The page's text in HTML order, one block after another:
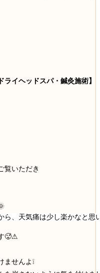
ライヘッドスパ・鍼灸施術】
覧いただき
ら、天気痛は少し楽かなと思
🥵⚠
せんよ❕